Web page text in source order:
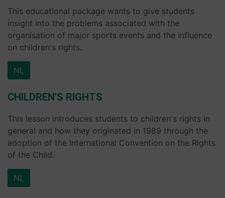
This educational package wants to give students
insight into the problems associated with the
organisation of major sports events and the influence
on children's rights.
NL
CHILDREN'S RIGHTS
This lesson introduces students to children's rights in
general and how they originated in 1989 through the
adoption of the International Convention on the Rights
of the Child.
NL